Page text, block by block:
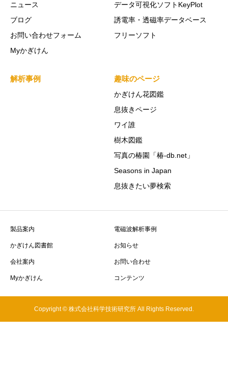
ニュース
ブログ
お問い合わせフォーム
Myかぎけん
データ可視化ソフトKeyPlot
誘電率・透磁率データベース
フリーソフト
解析事例 趣味のページ
かぎけん花図鑑
息抜きページ
ワイ誰
樹木図鑑
写真の椿園「椿-db.net」
Seasons in Japan
息抜きたい夢検索
製品案内 電磁波解析事例
かぎけん図書館 お知らせ
会社案内 お問い合わせ
Myかぎけん コンテンツ
Copyright © 株式会社科学技術研究所 All Rights Reserved.